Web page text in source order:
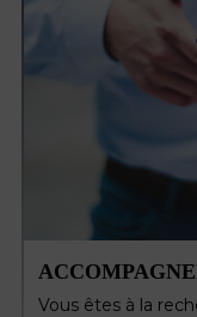
Vous êtes à la